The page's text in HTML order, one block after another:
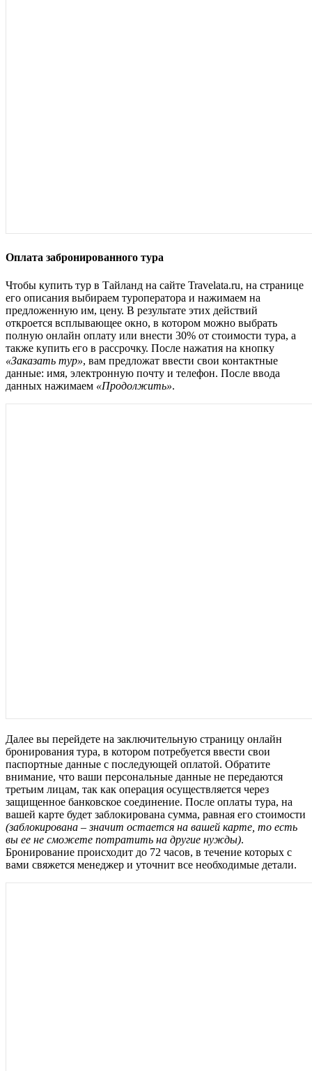
Оплата забронированного тура
Чтобы купить тур в Тайланд на сайте Travelata.ru, на странице
его описания выбираем туроператора и нажимаем на
предложенную им, цену. В результате этих действий
откроется всплывающее окно, в котором можно выбрать
полную онлайн оплату или внести 30% от стоимости тура, а
также купить его в рассрочку. После нажатия на кнопку
«Заказать тур», вам предложат ввести свои контактные
данные: имя, электронную почту и телефон. После ввода
данных нажимаем «Продолжить».
Далее вы перейдете на заключительную страницу онлайн
бронирования тура, в котором потребуется ввести свои
паспортные данные с последующей оплатой. Обратите
внимание, что ваши персональные данные не передаются
третьим лицам, так как операция осуществляется через
защищенное банковское соединение. После оплаты тура, на
вашей карте будет заблокирована сумма, равная его стоимости
(заблокирована – значит остается на вашей карте, то есть
вы ее не сможете потратить на другие нужды).
Бронирование происходит до 72 часов, в течение которых с
вами свяжется менеджер и уточнит все необходимые детали.